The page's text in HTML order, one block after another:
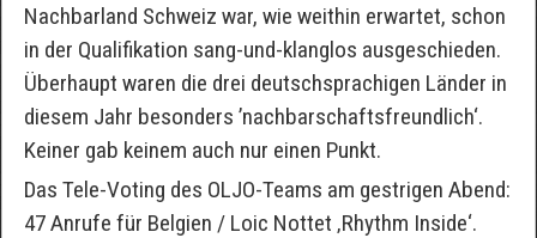
Nachbarland Schweiz war, wie weithin erwartet, schon
in der Qualifikation sang-und-klanglos ausgeschieden.
Überhaupt waren die drei deutschsprachigen Länder in
diesem Jahr besonders ’nachbarschaftsfreundlich‘.
Keiner gab keinem auch nur einen Punkt.
Das Tele-Voting des OLJO-Teams am gestrigen Abend:
47 Anrufe für Belgien / Loic Nottet ‚Rhythm Inside‘.